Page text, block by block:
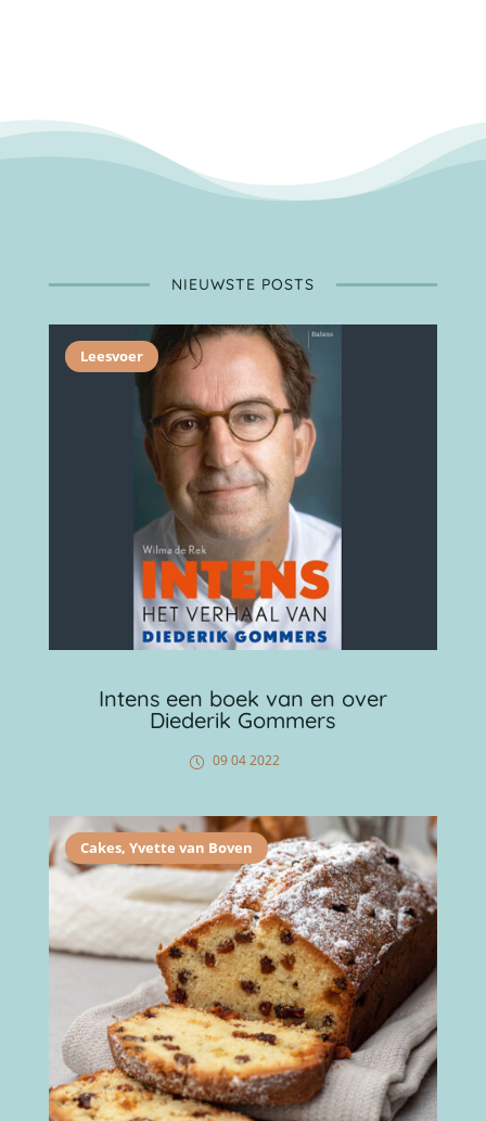
NIEUWSTE POSTS
Leesvoer
Intens een boek van en over
Diederik Gommers
09 04 2022
Cakes, Yvette van Boven